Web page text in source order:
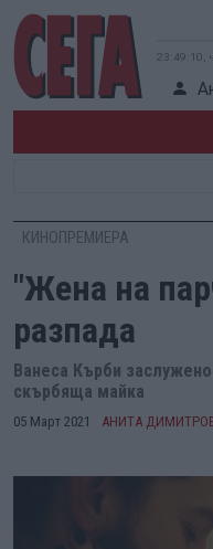
23:49:11,
КИНОПРЕМИЕРА
"Жена на
разпада
Ванеса Кърби
скърбяща майка
05 Март 2021 АНИТА